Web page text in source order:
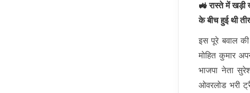
🚜 रास्ते में
के बीच हुई थी
इस पूरे बवाल
मोहित कुमार
भाजपा नेता
ओवरलोड भरी